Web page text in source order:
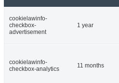
cookielawinfo-
checkbox-
advertisement
1 year
cookielawinfo-
checkbox-analytics
11 months